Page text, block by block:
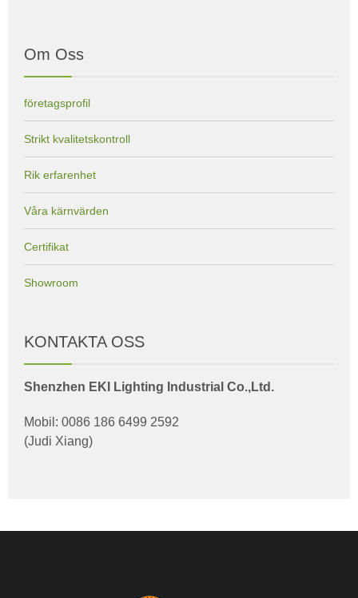
Om Oss
företagsprofil
Strikt kvalitetskontroll
Rik erfarenhet
Våra kärnvärden
Certifikat
Showroom
KONTAKTA OSS
Shenzhen EKI Lighting Industrial Co.,Ltd.
Mobil: 0086 186 6499 2592
(Judi Xiang)